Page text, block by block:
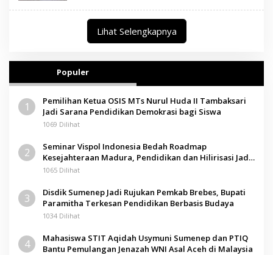
Lihat Selengkapnya
Populer
1
Pemilihan Ketua OSIS MTs Nurul Huda II Tambaksari
Jadi Sarana Pendidikan Demokrasi bagi Siswa
1069 Dilihat
2
Seminar Vispol Indonesia Bedah Roadmap
Kesejahteraan Madura, Pendidikan dan Hilirisasi Jadi
Kunci
1065 Dilihat
3
Disdik Sumenep Jadi Rujukan Pemkab Brebes, Bupati
Paramitha Terkesan Pendidikan Berbasis Budaya
1034 Dilihat
4
Mahasiswa STIT Aqidah Usymuni Sumenep dan PTIQ
Bantu Pemulangan Jenazah WNI Asal Aceh di Malaysia